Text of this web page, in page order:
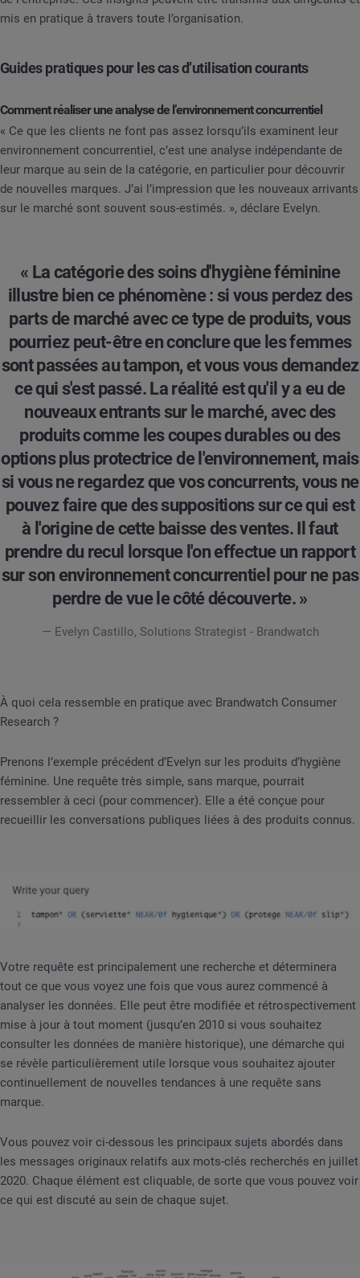
mis en pratique à travers toute l’organisation.
Guides pratiques pour les cas d’utilisation courants
Comment réaliser une analyse de l’environnement concurrentiel
« Ce que les clients ne font pas assez lorsqu’ils examinent leur
environnement concurrentiel, c’est une analyse indépendante de
leur marque au sein de la catégorie, en particulier pour découvrir
de nouvelles marques. J’ai l’impression que les nouveaux arrivants
sur le marché sont souvent sous-estimés. », déclare Evelyn.
« La catégorie des soins d'hygiène féminine
illustre bien ce phénomène : si vous perdez des
parts de marché avec ce type de produits, vous
pourriez peut-être en conclure que les femmes
sont passées au tampon, et vous vous demandez
ce qui s'est passé. La réalité est qu'il y a eu de
nouveaux entrants sur le marché, avec des
produits comme les coupes durables ou des
options plus protectrice de l'environnement, mais
si vous ne regardez que vos concurrents, vous ne
pouvez faire que des suppositions sur ce qui est
à l'origine de cette baisse des ventes. Il faut
prendre du recul lorsque l'on effectue un rapport
sur son environnement concurrentiel pour ne pas
perdre de vue le côté découverte. »
— Evelyn Castillo, Solutions Strategist - Brandwatch
À quoi cela ressemble en pratique avec Brandwatch Consumer
Research ?
Prenons l’exemple précédent d’Evelyn sur les produits d’hygiène
féminine. Une requête très simple, sans marque, pourrait
ressembler à ceci (pour commencer). Elle a été conçue pour
recueillir les conversations publiques liées à des produits connus.
Votre requête est principalement une recherche et déterminera
tout ce que vous voyez une fois que vous aurez commencé à
analyser les données. Elle peut être modifiée et rétrospectivement
mise à jour à tout moment (jusqu’en 2010 si vous souhaitez
consulter les données de manière historique), une démarche qui
se révèle particulièrement utile lorsque vous souhaitez ajouter
continuellement de nouvelles tendances à une requête sans
marque.
Vous pouvez voir ci-dessous les principaux sujets abordés dans
les messages originaux relatifs aux mots-clés recherchés en juillet
2020. Chaque élément est cliquable, de sorte que vous pouvez voir
ce qui est discuté au sein de chaque sujet.